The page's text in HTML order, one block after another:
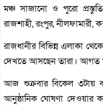
মঞ্চ সাজানো ও পুরো
রাজশাহী, রংপুর, নীলফামারী,
রাজধানীর বিভিন্ন এলাকা
দেখতে আসছেন তারা। আগত
আজ শুক্রবার বিকেল ৩টায়
আনুষ্ঠানিক ঘোষণা দেওয়ার